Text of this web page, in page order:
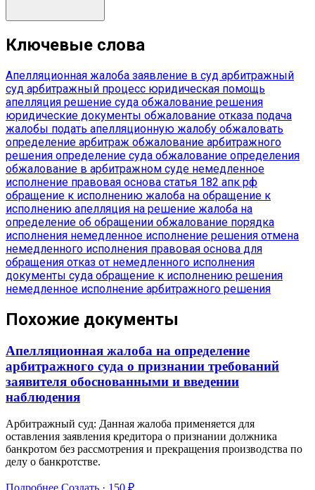
Ключевые слова
Апелляционная жалоба заявление в суд арбитражный
суд арбитражный процесс юридическая помощь
апелляция решение суда обжалование решения
юридические документы обжалование отказа подача
жалобы подать апелляционную жалобу обжаловать
определение арбитраж обжалование арбитражного
решения определение суда обжалование определения
обжалование в арбитражном суде немедленное
исполнение правовая основа статья 182 апк рф
обращение к исполнению жалоба на обращение к
исполнению апелляция на решение жалоба на
определение об обращении обжалование порядка
исполнения немедленное исполнение решения отмена
немедленного исполнения правовая основа для
обращения отказ от немедленного исполнения
документы суда обращение к исполнению решения
немедленное исполнение арбитражного решения
Похожие документы
Апелляционная жалоба на определение
арбитражного суда о признании требований
заявителя обоснованными и введении
наблюдения
Арбитражный суд: Данная жалоба применяется для
оставления заявления кредитора о признании должника
банкротом без рассмотрения и прекращения производства по
делу о банкротстве.